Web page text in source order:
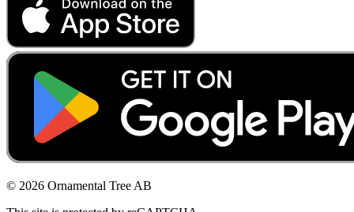
© 2026 Ornamental Tree AB